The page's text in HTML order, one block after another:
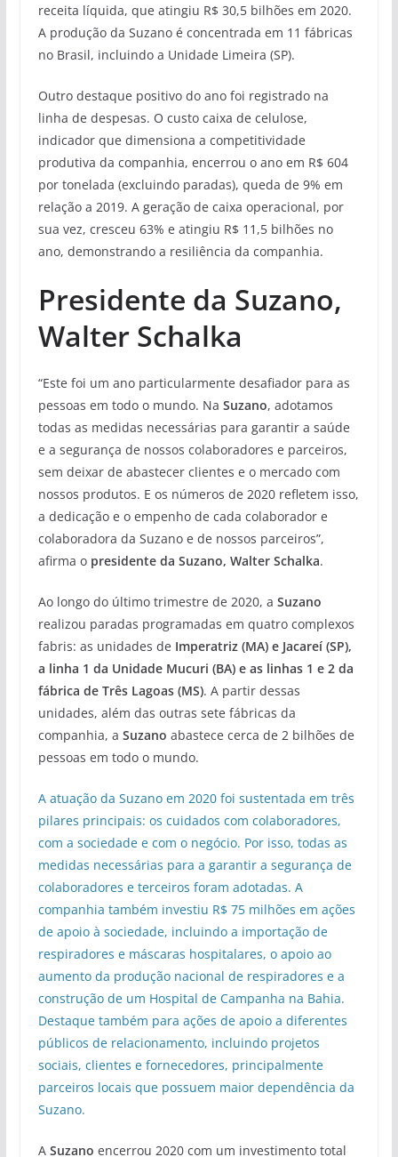
receita líquida, que atingiu R$ 30,5 bilhões em 2020.
A produção da Suzano é concentrada em 11 fábricas
no Brasil, incluindo a Unidade Limeira (SP).
Outro destaque positivo do ano foi registrado na
linha de despesas. O custo caixa de celulose,
indicador que dimensiona a competitividade
produtiva da companhia, encerrou o ano em R$ 604
por tonelada (excluindo paradas), queda de 9% em
relação a 2019. A geração de caixa operacional, por
sua vez, cresceu 63% e atingiu R$ 11,5 bilhões no
ano, demonstrando a resiliência da companhia.
Presidente da Suzano,
Walter Schalka
“Este foi um ano particularmente desafiador para as
pessoas em todo o mundo. Na Suzano, adotamos
todas as medidas necessárias para garantir a saúde
e a segurança de nossos colaboradores e parceiros,
sem deixar de abastecer clientes e o mercado com
nossos produtos. E os números de 2020 refletem isso,
a dedicação e o empenho de cada colaborador e
colaboradora da Suzano e de nossos parceiros”,
afirma opresidente da Suzano, Walter Schalka.
Ao longo do último trimestre de 2020, a Suzano
realizou paradas programadas em quatro complexos
fabris: as unidades de Imperatriz (MA) e Jacareí (SP),
a linha 1 da Unidade Mucuri (BA) e as linhas 1 e 2 da
fábrica de Três Lagoas (MS). A partir dessas
unidades, além das outras sete fábricas da
companhia, a Suzano abastece cerca de 2 bilhões de
pessoas em todo o mundo.
A atuação da Suzano em 2020 foi sustentada em três
pilares principais: os cuidados com colaboradores,
com a sociedade e com o negócio. Por isso, todas as
medidas necessárias para a garantir a segurança de
colaboradores e terceiros foram adotadas. A
companhia também investiu R$ 75 milhões em ações
de apoio à sociedade, incluindo a importação de
respiradores e máscaras hospitalares, o apoio ao
aumento da produção nacional de respiradores e a
construção de um Hospital de Campanha na Bahia.
Destaque também para ações de apoio a diferentes
públicos de relacionamento, incluindo projetos
sociais, clientes e fornecedores, principalmente
parceiros locais que possuem maior dependência da
Suzano.
A Suzano encerrou 2020 com um investimento total